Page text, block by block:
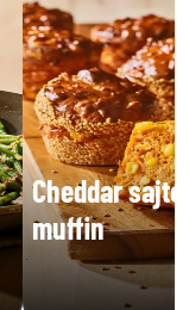
Cheddar
muffin